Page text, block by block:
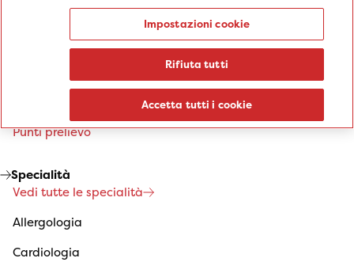
Informazioni
Punti prelievo
Specialità
Vedi tutte le specialità
Allergologia
Cardiologia
Prenota una visita
Prenota una visita
Impostazioni cookie
Rifiuta tutti
Accetta tutti i cookie